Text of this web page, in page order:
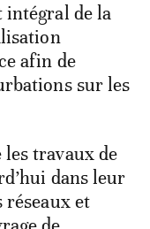
intégral de la
afin de
sur les
les travaux de
dans leur
réseaux et